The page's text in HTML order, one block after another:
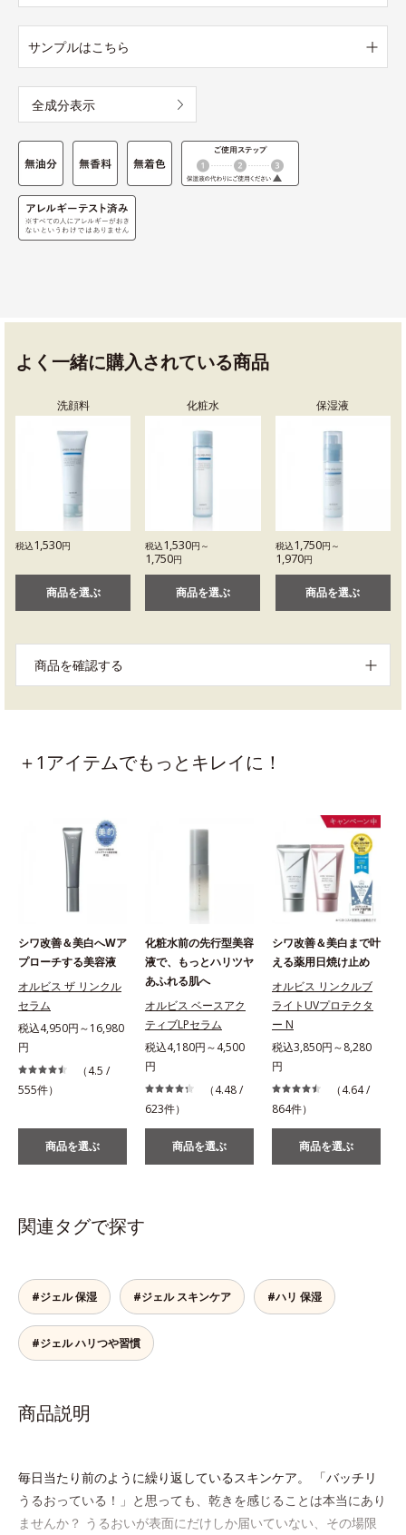
サンプルはこちら
全成分表示
よく一緒に購入されている商品
洗顔料
税込1,530円
商品を選ぶ
化粧水
税込1,530円～
1,750円
商品を選ぶ
保湿液
税込1,750円～
1,970円
商品を選ぶ
商品を確認する
＋1アイテムでもっとキレイに！
シワ改善＆美白へWア
プローチする美容液
オルビス ザ リンクル
セラム
税込4,950円～16,980
円
（4.5 /
555件）
商品を選ぶ
化粧水前の先行型美容
液で、もっとハリツヤ
あふれる肌へ
オルビス ベースアク
ティブLPセラム
税込4,180円～4,500
円
（4.48 /
623件）
商品を選ぶ
シワ改善＆美白まで叶
える薬用日焼け止め
オルビス リンクルブ
ライトUVプロテクタ
ー N
税込3,850円～8,280
円
（4.64 /
864件）
商品を選ぶ
関連タグで探す
#ジェル 保湿 #ジェル スキンケア #ハリ 保湿
#ジェル ハリつや習慣
商品説明
毎日当たり前のように繰り返しているスキンケア。 「バッチリ
うるおっている！」と思っても、乾きを感じることは本当にあり
ませんか？ うるおいが表面にだけしか届いていない、その場限